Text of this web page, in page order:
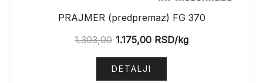
PRAJMER (predpremaz) FG 370
1.303,00 1.175,00 RSD/kg
DETALJI